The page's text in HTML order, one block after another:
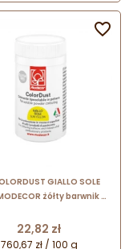
GIALLO SOLE
żółty barwnik w
Cena
22,82 zł
760,67 zł / 100 g
